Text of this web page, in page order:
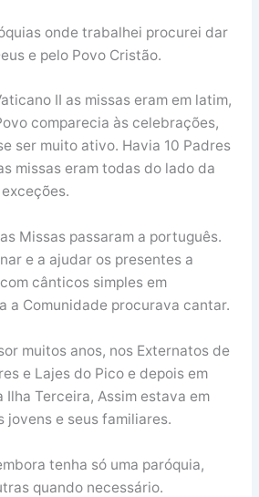
onde trabalhei procurei dar
e pelo Povo Cristão.
II as missas eram em latim,
comparecia às celebrações,
ser muito ativo. Havia 10 Padres
missas eram todas do lado da
Missas passaram a português.
e a ajudar os presentes a
cânticos simples em
a Comunidade procurava cantar.
muitos anos, nos Externatos de
e Lajes do Pico e depois em
Ilha Terceira, Assim estava em
jovens e seus familiares.
tenha só uma paróquia,
quando necessário.